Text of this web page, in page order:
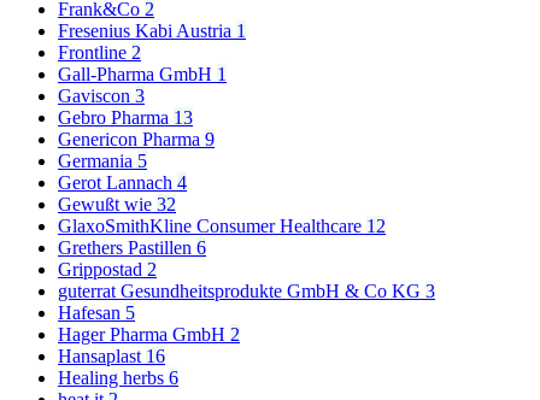
Frank&Co 2
Fresenius Kabi Austria 1
Frontline 2
Gall-Pharma GmbH 1
Gaviscon 3
Gebro Pharma 13
Genericon Pharma 9
Germania 5
Gerot Lannach 4
Gewußt wie 32
GlaxoSmithKline Consumer Healthcare 12
Grethers Pastillen 6
Grippostad 2
guterrat Gesundheitsprodukte GmbH & Co KG 3
Hafesan 5
Hager Pharma GmbH 2
Hansaplast 16
Healing herbs 6